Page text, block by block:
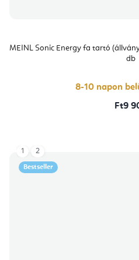
MEINL Sonic Energy fa tartó
db
8-10 napon
Ft9
Bestseller
1 2